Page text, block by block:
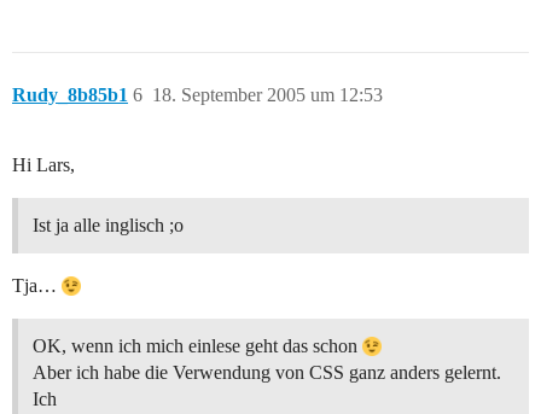
Rudy_8b85b1 18. September 2005 um 12:53
6
Hi Lars,
Ist ja alle inglisch ;o
Tja…
OK, wenn ich mich einlese geht das schon
Aber ich habe die Verwendung von CSS ganz anders gelernt.
Ich